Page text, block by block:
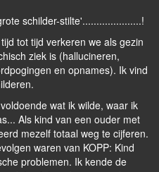
schilder-stilte'.....................!
tot tijd verkeren we als gezin
ziek is (hallucineren,
en opnames). Ik vind
wat ik wilde, waar ik
Als kind van een ouder met
mezelf totaal weg te cijferen.
waren van KOPP: Kind
problemen. Ik kende de